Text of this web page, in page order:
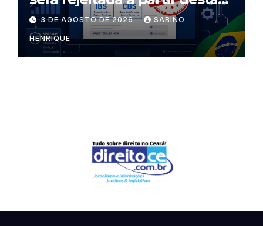
segunda-feira
3 DE AGOSTO DE 2026 SABINO
HENRIQUE